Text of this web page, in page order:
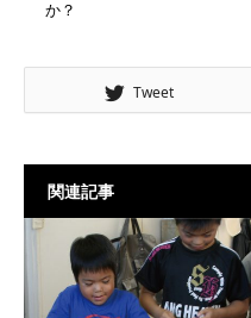
か？
Tweet
関連記事